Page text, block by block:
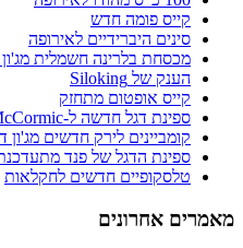
קייס פומה חדש
סינים היברידיים לאירופה
מכסחת בלרינה חשמלית מג'ון
הענק של Siloking
קייס אופטום מתחזק
ספינת דגל חדשה ל-McCormic
קומביינים לירק חדשים מג'ון
ספינת הדגל של פנד
טלסקופיים חדשים לחקלאות
מאמרים אחרונים